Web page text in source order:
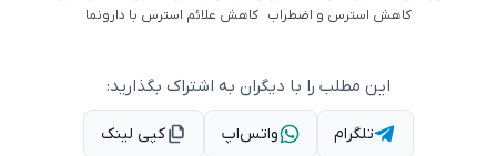
کاهش استرس و اضطراب کاهش علائم استرس با دارونما
این مطلب را با دیگران به اشتراک بگذارید:
تلگرام واتس‌اپ کپی لینک